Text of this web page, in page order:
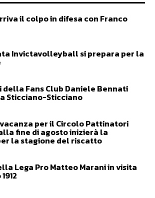
il colpo in difesa con Franco
Invictavolleyball si prepara per la
Fans Club Daniele Bennati
Sticciano-Sticciano
per il Circolo Pattinatori
fine di agosto inizierà la
la stagione del riscatto
Lega Pro Matteo Marani in visita